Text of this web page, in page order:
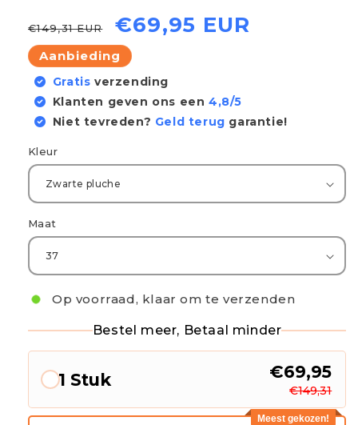
prijs
€149,31 EUR
Aanbiedingsprijs
€69,95 EUR
Aanbieding
Gratis verzending
Klanten geven ons een 4,8/5
Niet tevreden? Geld terug garantie!
Kleur
Maat
Op voorraad, klaar om te verzenden
Bestel meer, Betaal minder
1 Stuk €69,95
€149,31
Meest gekozen!